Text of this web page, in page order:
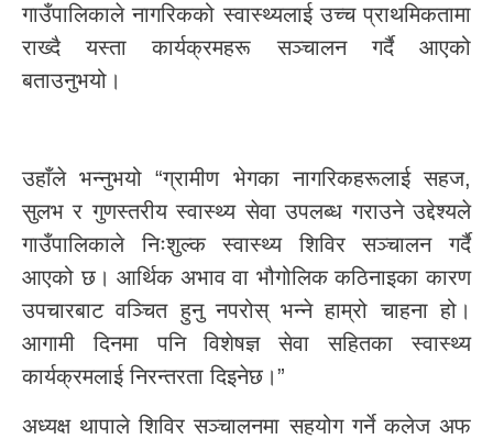
गाउँपालिकाले नागरिकको स्वास्थ्यलाई उच्च प्राथमिकतामा
राख्दै यस्ता कार्यक्रमहरू सञ्चालन गर्दै आएको
बताउनुभयो।
उहाँले भन्नुभयो “ग्रामीण भेगका नागरिकहरूलाई सहज,
सुलभ र गुणस्तरीय स्वास्थ्य सेवा उपलब्ध गराउने उद्देश्यले
गाउँपालिकाले निःशुल्क स्वास्थ्य शिविर सञ्चालन गर्दै
आएको छ। आर्थिक अभाव वा भौगोलिक कठिनाइका कारण
उपचारबाट वञ्चित हुनु नपरोस् भन्ने हाम्रो चाहना हो।
आगामी दिनमा पनि विशेषज्ञ सेवा सहितका स्वास्थ्य
कार्यक्रमलाई निरन्तरता दिइनेछ।”
अध्यक्ष थापाले शिविर सञ्चालनमा सहयोग गर्ने कलेज अफ